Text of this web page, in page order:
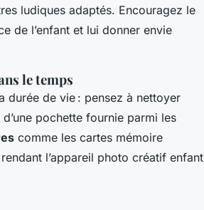
ludiques adaptés. Encouragez le
de l’enfant et lui donner envie
le temps
durée de vie : pensez à nettoyer
pochette fournie parmi les
comme les cartes mémoire
l’appareil photo créatif enfant